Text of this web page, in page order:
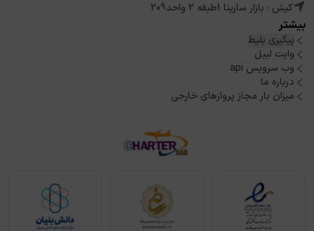
کیش : بازار سارینا 1طبقه 2 واحد209
بیشتر
پیگیری بلیط
وایت لیبل
وب سرویس api
درباره ما
میزان بار مجاز پروازهای خارجی